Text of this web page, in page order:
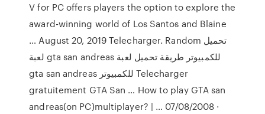
V for PC offers players the option to explore the
award-winning world of Los Santos and Blaine
… August 20, 2019 Telecharger. Random تحميل
لعبة gta san andreas للكمبيوتر طريقة تحميل لعبة
gta san andreas للكمبيوتر Telecharger
gratuitement GTA San … How to play GTA san
andreas(on PC)multiplayer? | … 07/08/2008 ·